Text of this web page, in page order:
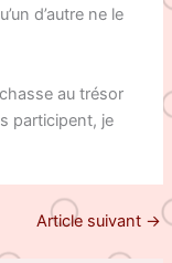
d’autre ne le
au trésor
participent, je
Article suivant →